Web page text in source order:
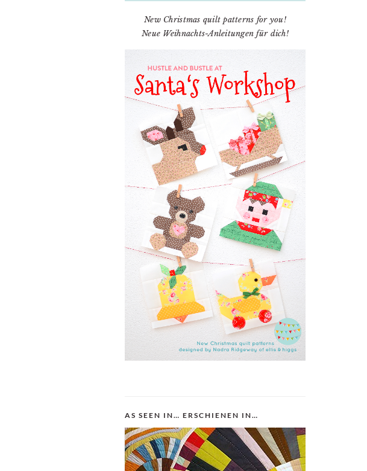
New Christmas quilt patterns for you!
Neue Weihnachts-Anleitungen für dich!
AS SEEN IN… ERSCHIENEN IN…